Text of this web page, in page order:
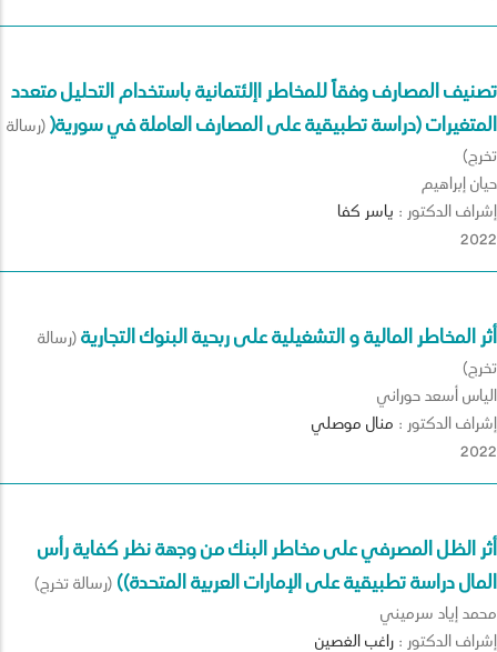
تصنيف المصارف وفقاً للمخاطر اإلئتمانية باستخدام التحليل متعدد
المتغيرات (دراسة تطبيقية على المصارف العاملة في سورية((رسالة
تخرج)
حيان إبراهيم
إشراف الدكتور : ياسر كفا
2022
أثر المخاطر المالية و التشغيلية على ربحية البنوك التجارية(رسالة
تخرج)
الياس أسعد حوراني
إشراف الدكتور : منال موصلي
2022
أثر الظل المصرفي على مخاطر البنك من وجهة نظر كفاية رأس
المال دراسة تطبيقية على الإمارات العربية المتحدة)) (رسالة تخرج)
محمد إياد سرميني
إشراف الدكتور : راغبالغصين